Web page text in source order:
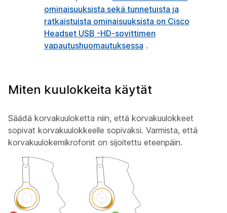
ominaisuuksista sekä tunnetuista ja
ratkaistuista ominaisuuksista on Cisco
Headset USB -HD-sovittimen
vapautushuomautuksessa .
Miten kuulokkeita käytät
Säädä korvakuuloketta niin, että korvakuulokkeet
sopivat korvakuulokkeelle sopivaksi. Varmista, että
korvakuulokemikrofonit on sijoitettu eteenpäin.